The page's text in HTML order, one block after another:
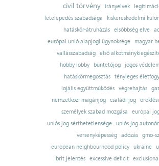
civil törvény
irányelvek
letelepedés szabadsága
kiskereskedelmi
hatáskör-átruházás
elsőbbség elve
európai unió alapjogi ügynoksége
magyar
vallásszabadság
első
hobby lobby
büntetőjog jogos
hatáskörmegosztás tényleges
lojális együttműködés
végrehajtás
nemzetközi magánjog
családi jog
személyek szabad mozgása
európai
uniós jog sérthetetlensége uniós jog
versenyképesség adózás gmo-
european neighbourhood policy
ukraine
brit jelentés excessive deficit